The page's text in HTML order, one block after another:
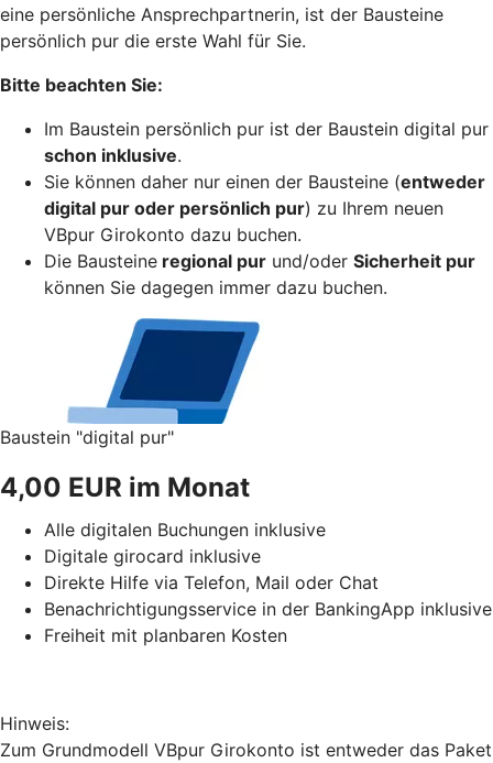
eine persönliche Ansprechpartnerin, ist der Bausteine
persönlich pur die erste Wahl für Sie.
Bitte beachten Sie:
Im Baustein persönlich pur ist der Baustein digital pur
schon inklusive.
Sie können daher nur einen der Bausteine (entweder
digital pur oder persönlich pur) zu Ihrem neuen
VBpur Girokonto dazu buchen.
Die Bausteine regional pur und/oder Sicherheit pur
können Sie dagegen immer dazu buchen.
Baustein "digital pur"
4,00 EUR im Monat
Alle digitalen Buchungen inklusive
Digitale girocard inklusive
Direkte Hilfe via Telefon, Mail oder Chat
Benachrichtigungsservice in der BankingApp inklusive
Freiheit mit planbaren Kosten
Hinweis:
Zum Grundmodell VBpur Girokonto ist entweder das Paket